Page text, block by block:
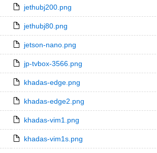
jethubj200.png
jethubj80.png
jetson-nano.png
jp-tvbox-3566.png
khadas-edge.png
khadas-edge2.png
khadas-vim1.png
khadas-vim1s.png